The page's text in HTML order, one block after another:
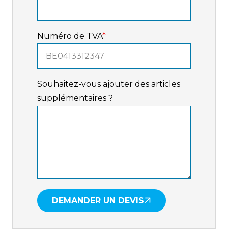
Numéro de TVA*
Souhaitez-vous ajouter des articles
supplémentaires ?
DEMANDER UN DEVIS